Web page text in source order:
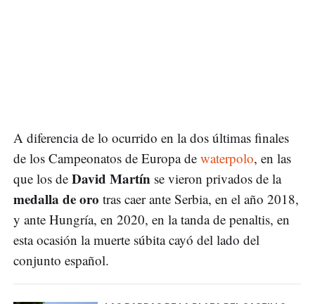
A diferencia de lo ocurrido en la dos últimas finales
de los Campeonatos de Europa de waterpolo, en las
que los de David Martín se vieron privados de la
medalla de oro tras caer ante Serbia, en el año 2018,
y ante Hungría, en 2020, en la tanda de penaltis, en
esta ocasión la muerte súbita cayó del lado del
conjunto español.